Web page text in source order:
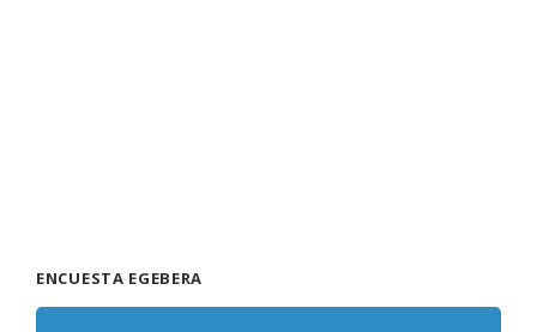
ENCUESTA EGEBERA